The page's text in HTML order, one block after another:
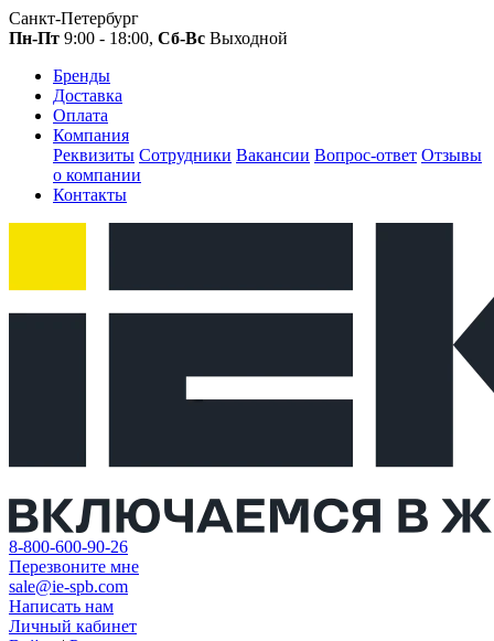
Санкт-Петербург
Пн-Пт 9:00 - 18:00, Сб-Вс Выходной
Бренды
Доставка
Оплата
Компания
Реквизиты Сотрудники Вакансии Вопрос-ответ Отзывы
о компании
Контакты
8-800-600-90-26
Перезвоните мне
sale@ie-spb.com
Написать нам
Личный кабинет